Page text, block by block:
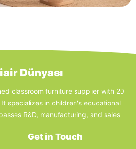
Dünyası
classroom furniture supplier with 20
specializes in children's educational
R&D, manufacturing, and sales.
Get in Touch